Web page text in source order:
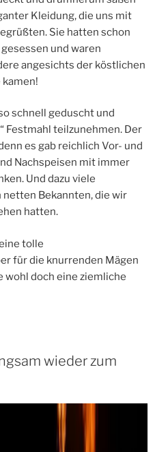
Kleidung, die uns mit
Sie hatten schon
und waren
angesichts der köstlichen
kamen!
schnell geduscht und
Festmahl teilzunehmen. Der
es gab reichlich Vor- und
Nachspeisen mit immer
Und dazu viele
netten Bekannten, die wir
hatten.
tolle
für die knurrenden Mägen
wohl doch eine ziemliche
wieder zum